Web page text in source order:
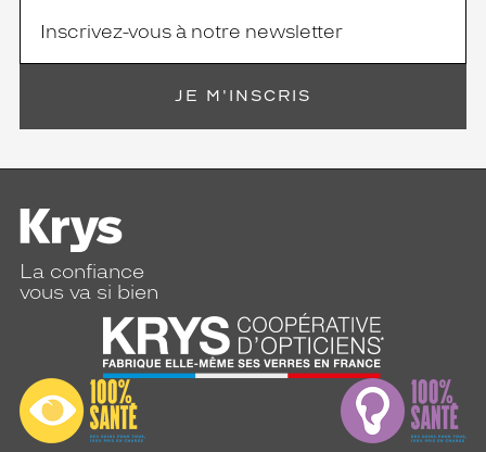
JE M'INSCRIS
La confiance
vous va si bien